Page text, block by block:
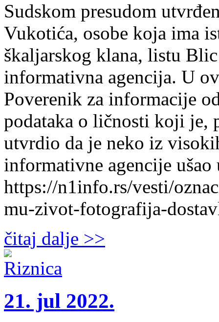
Sudskom presudom
Vukotića, osobe koja ima
škaljarskog klana, listu
informativna agencija. U
Poverenik za informacije
podataka o ličnosti koji je,
utvrdio da je neko iz
informativne agencije
https://n1info.rs/vesti/
mu-zivot-fotografija-
čitaj dalje >>
21. jul 2022.